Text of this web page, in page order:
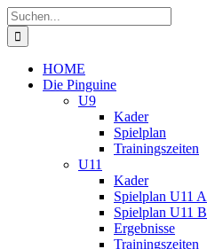
Zum
Inhalt
springen
Suche
nach:
HOME
Die Pinguine
U9
Kader
Spielplan
Trainingszeiten
U11
Kader
Spielplan U11 A
Spielplan U11 B
Ergebnisse
Trainingszeiten